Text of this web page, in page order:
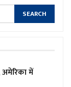
में